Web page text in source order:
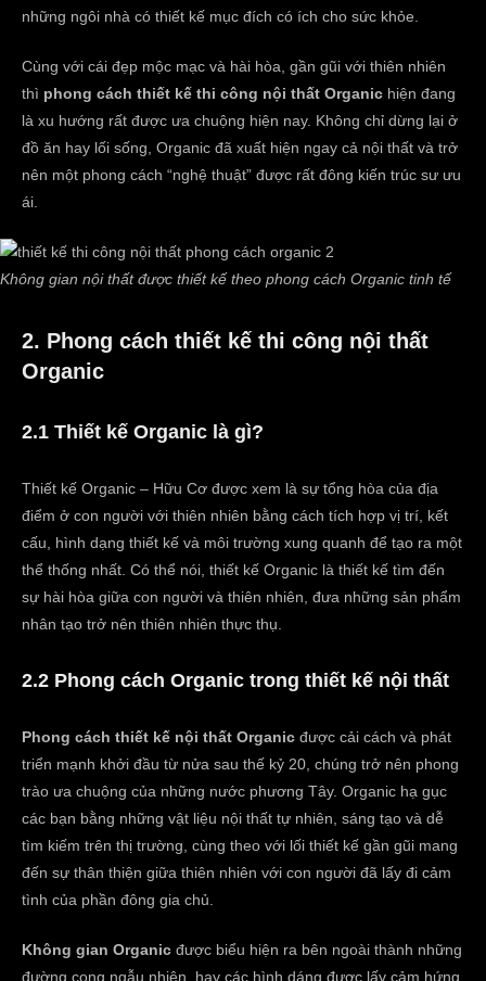
những ngôi nhà có thiết kế mục đích có ích cho sức khỏe.
Cùng với cái đẹp mộc mạc và hài hòa, gần gũi với thiên nhiên
thì phong cách thiết kế thi công nội thất Organic hiện đang
là xu hướng rất được ưa chuộng hiện nay. Không chỉ dừng lại ở
đồ ăn hay lối sống, Organic đã xuất hiện ngay cả nội thất và trở
nên một phong cách “nghệ thuật” được rất đông kiến trúc sư ưu
ái.
Không gian nội thất được thiết kế theo phong cách Organic tinh tế
2. Phong cách thiết kế thi công nội thất
Organic
2.1 Thiết kế Organic là gì?
Thiết kế Organic – Hữu Cơ được xem là sự tổng hòa của địa
điểm ở con người với thiên nhiên bằng cách tích hợp vị trí, kết
cấu, hình dạng thiết kế và môi trường xung quanh để tạo ra một
thể thống nhất. Có thể nói, thiết kế Organic là thiết kế tìm đến
sự hài hòa giữa con người và thiên nhiên, đưa những sản phẩm
nhân tạo trở nên thiên nhiên thực thụ.
2.2 Phong cách Organic trong thiết kế nội thất
Phong cách thiết kế nội thất Organic được cải cách và phát
triển mạnh khởi đầu từ nửa sau thế kỷ 20, chúng trở nên phong
trào ưa chuộng của những nước phương Tây. Organic hạ gục
các bạn bằng những vật liệu nội thất tự nhiên, sáng tạo và dễ
tìm kiếm trên thị trường, cùng theo với lối thiết kế gần gũi mang
đến sự thân thiện giữa thiên nhiên với con người đã lấy đi cảm
tình của phần đông gia chủ.
Không gian Organic được biểu hiện ra bên ngoài thành những
đường cong ngẫu nhiên, hay các hình dáng được lấy cảm hứng